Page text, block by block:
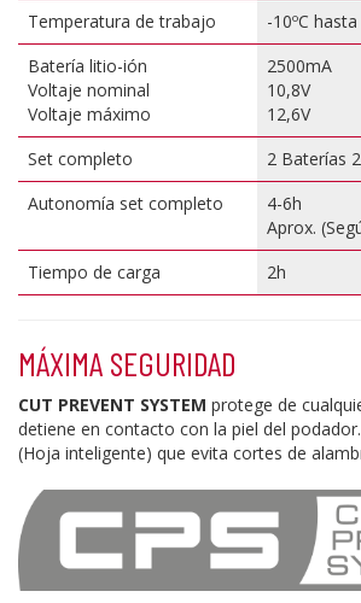
Temperatura de trabajo
-10ºC hasta
Batería litio-ión
Voltaje nominal
Voltaje máximo
2500mA
10,8V
12,6V
Set completo
2 Baterías
Autonomía set completo
4-6h
Aprox.
Tiempo de carga
2h
MÁXIMA SEGURIDAD
CUT PREVENT SYSTEM protege de
detiene en contacto con la piel del
(Hoja inteligente) que evita cortes de